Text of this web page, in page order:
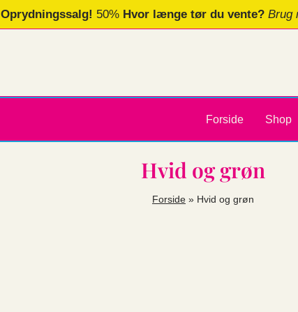
Oprydningssalg! 50% Hvor længe tør du vente? Brug
Forside Shop
Hvid og grøn
Forside » Hvid og grøn